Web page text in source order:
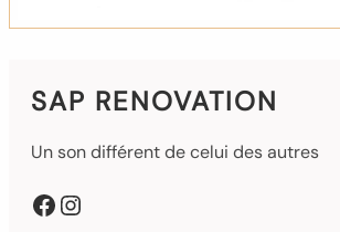
SAP RENOVATION
Un son différent de celui des autres
Facebook Instagram